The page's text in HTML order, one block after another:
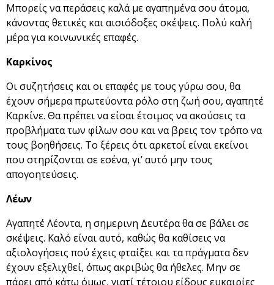
Μπορείς να περάσεις καλά με αγαπημένα σου άτομα,
κάνοντας θετικές και αισιόδοξες σκέψεις. Πολύ καλή
μέρα για κοινωνικές επαφές.
Καρκίνος
Οι συζητήσεις και οι επαφές με τους γύρω σου, θα
έχουν σήμερα πρωτεύοντα ρόλο στη ζωή σου, αγαπητέ
Καρκίνε. Θα πρέπει να είσαι έτοιμος να ακούσεις τα
προβλήματα των φίλων σου και να βρεις τον τρόπο να
τους βοηθήσεις. Το ξέρεις ότι αρκετοί είναι εκείνοι
που στηρίζονται σε εσένα, γι’ αυτό μην τους
απογοητεύσεις.
Λέων
Αγαπητέ Λέοντα, η σημερινη Δευτέρα θα σε βάλει σε
σκέψεις. Καλό είναι αυτό, καθώς θα καθίσεις να
αξιολογήσεις πού έχεις φταίξει και τα πράγματα δεν
έχουν εξελιχθεί, όπως ακριβώς θα ήθελες. Μην σε
πάρει από κάτω όμως, γιατί τέτοιου είδους ευκαιρίες